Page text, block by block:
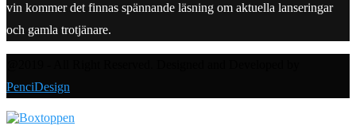
vin kommer det finnas spännande läsning om aktuella lanseringar
och gamla trotjänare.
PenciDesign